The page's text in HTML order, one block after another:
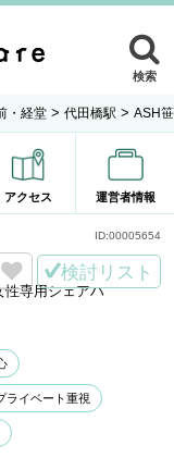
検索
・経堂 > 代田橋駅 > ASH
アクセス 運営者情報
性専用シェアハ
検討リスト
ライベート重視
ID:00005654